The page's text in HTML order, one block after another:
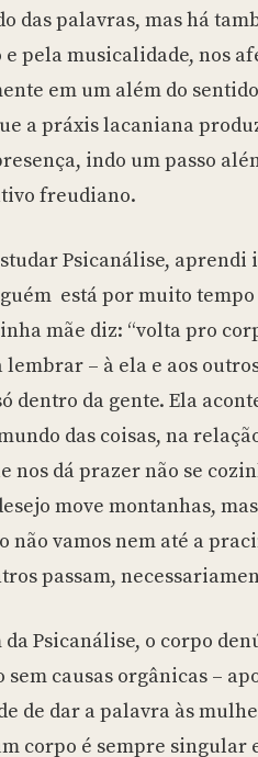
das palavras, mas há
pela musicalidade, nos
em um além do
a práxis lacaniana
indo um passo
freudiano.
Psicanálise, aprendi
está por muito tempo
mãe diz: “volta pro
lembrar – à ela e aos
dentro da gente. Ela
das coisas, na
nos dá prazer não se
move montanhas,
não vamos nem até a
passam,
Psicanálise, o corpo
sem causas orgânicas –
de dar a palavra às
corpo é sempre singular